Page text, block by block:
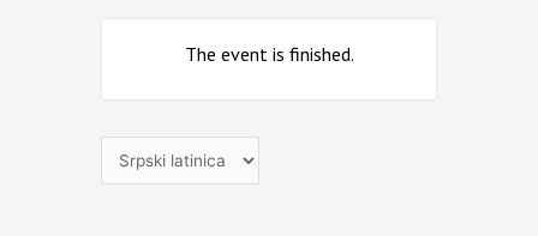
The event is finished.